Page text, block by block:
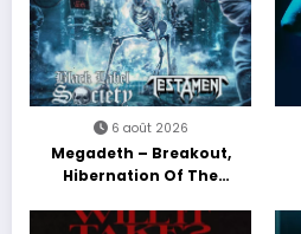
6 août 2026
Megadeth – Breakout,
Hibernation Of The